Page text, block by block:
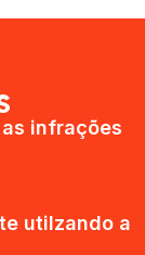
infrações
utilzando a